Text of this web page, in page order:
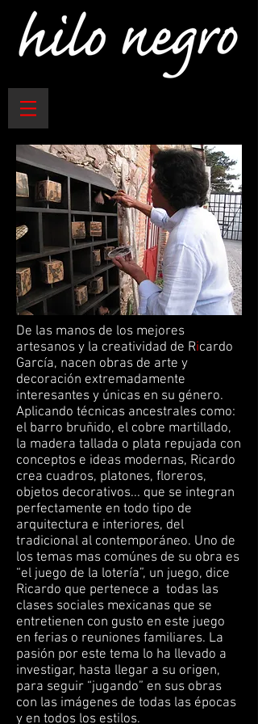
De las manos de los mejores
artesanos y la creatividad de Ricardo
García, nacen obras de arte y
decoración extremadamente
interesantes y únicas en su género.
Aplicando técnicas ancestrales como:
el barro bruñido, el cobre martillado,
la madera tallada o plata repujada con
conceptos e ideas modernas, Ricardo
crea cuadros, platones, floreros,
objetos decorativos... que se integran
perfectamente en todo tipo de
arquitectura e interiores, del
tradicional al contemporáneo. Uno de
los temas mas comúnes de su obra es
“el juego de la lotería”, un juego, dice
Ricardo que pertenece a todas las
clases sociales mexicanas que se
entretienen con gusto en este juego
en ferias o reuniones familiares. La
pasión por este tema lo ha llevado a
investigar, hasta llegar a su origen,
para seguir “jugando” en sus obras
con las imágenes de todas las épocas
y en todos los estilos.